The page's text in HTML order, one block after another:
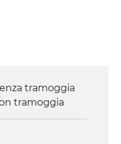
tramoggia
tramoggia